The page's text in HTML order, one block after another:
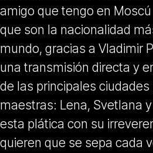
amigo que tengo en
que son la nacionalidad
mundo, gracias a Vladimir
una transmisión directa y
de las principales
maestras: Lena, Svetlana
esta plática con su
quieren que se sepa cada